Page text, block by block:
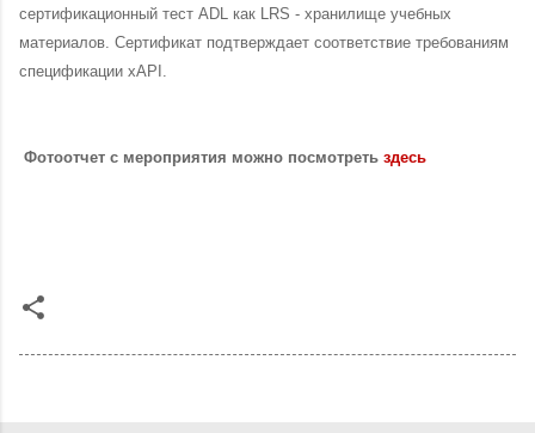
сертификационный тест ADL как LRS - хранилище учебных
материалов. Сертификат подтверждает соответствие требованиям
спецификации xAPI.
Фотоотчет с мероприятия можно посмотреть здесь